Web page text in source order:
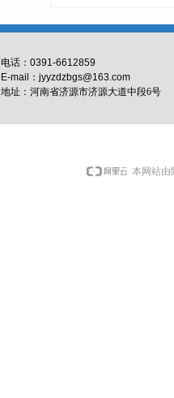
电话： 0391-6612859
E-mail：jyyzdzbgs@163.com
地址：河南省济源市济源大道中段6号
本网站由